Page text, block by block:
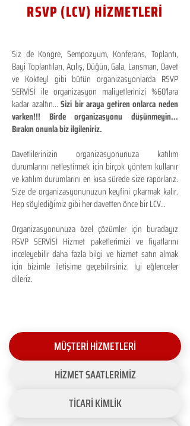
RSVP (LCV) HİZMETLERİ
Siz de Kongre, Sempozyum, Konferans, Toplantı,
Bayi Toplantıları, Açılış, Düğün, Gala, Lansman, Davet
ve Kokteyl gibi bütün organizasyonlarda RSVP
SERVİSİ ile organizasyon maliyetlerinizi %60'lara
kadar azaltın...Sizi bir araya getiren onlarca neden
varken!!! Birde organizasyonu düşünmeyin...
Bırakın onunla biz ilgileniriz.
Davetlilerinizin organizasyonunuza katılım
durumlarını netleştirmek için birçok yöntem kullanır
ve katılım durumlarını en kısa sürede size raporlarız.
Size de organizasyonunuzun keyfini çıkarmak kalır.
Hep söylediğimiz gibi her davetten önce bir LCV...
Organizasyonunuza özel çözümler için buradayız
RSVP SERVİSİ Hizmet paketlerimizi ve fiyatlarını
inceleyebilir daha fazla bilgi ve hizmet satın almak
için bizimle iletişime geçebilirsiniz. İyi eğlenceler
dileriz.
MÜŞTERİ HİZMETLERİ
HİZMET SAATLERİMİZ
TİCARİ KİMLİK